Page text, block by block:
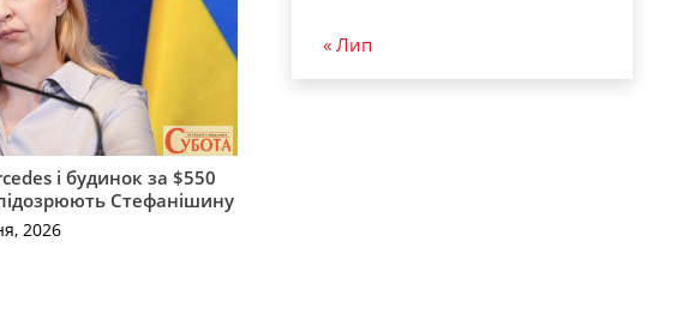
і будинок за $550
Стефанішину
2026
« Лип